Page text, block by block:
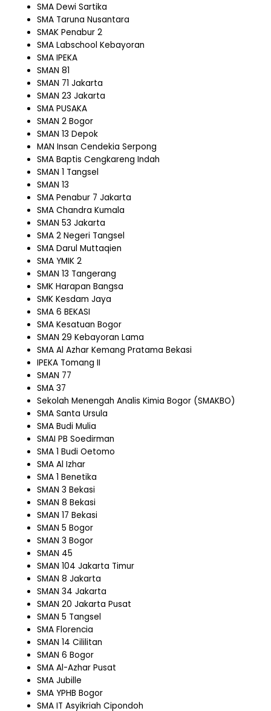
SMA Dewi Sartika
SMA Taruna Nusantara
SMAK Penabur 2
SMA Labschool Kebayoran
SMA IPEKA
SMAN 81
SMAN 71 Jakarta
SMAN 23 Jakarta
SMA PUSAKA
SMAN 2 Bogor
SMAN 13 Depok
MAN Insan Cendekia Serpong
SMA Baptis Cengkareng Indah
SMAN 1 Tangsel
SMAN 13
SMA Penabur 7 Jakarta
SMA Chandra Kumala
SMAN 53 Jakarta
SMA 2 Negeri Tangsel
SMA Darul Muttaqien
SMA YMIK 2
SMAN 13 Tangerang
SMK Harapan Bangsa
SMK Kesdam Jaya
SMA 6 BEKASI
SMA Kesatuan Bogor
SMAN 29 Kebayoran Lama
SMA Al Azhar Kemang Pratama Bekasi
IPEKA Tomang II
SMAN 77
SMA 37
Sekolah Menengah Analis Kimia Bogor (SMAKBO)
SMA Santa Ursula
SMA Budi Mulia
SMAI PB Soedirman
SMA 1 Budi Oetomo
SMA Al Izhar
SMA 1 Benetika
SMAN 3 Bekasi
SMAN 8 Bekasi
SMAN 17 Bekasi
SMAN 5 Bogor
SMAN 3 Bogor
SMAN 45
SMAN 104 Jakarta Timur
SMAN 8 Jakarta
SMAN 34 Jakarta
SMAN 20 Jakarta Pusat
SMAN 5 Tangsel
SMA Florencia
SMAN 14 Cililitan
SMAN 6 Bogor
SMA Al-Azhar Pusat
SMA Jubille
SMA YPHB Bogor
SMA IT Asyikriah Cipondoh